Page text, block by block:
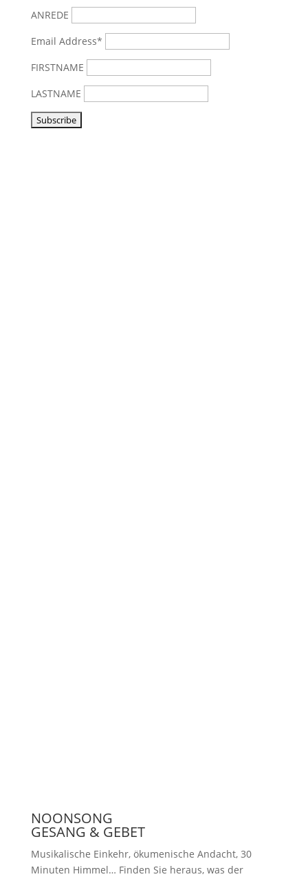
ANREDE
Email Address*
FIRSTNAME
LASTNAME
NOONSONG
GESANG & GEBET
Musikalische Einkehr, ökumenische Andacht, 30
Minuten Himmel… Finden Sie heraus, was der